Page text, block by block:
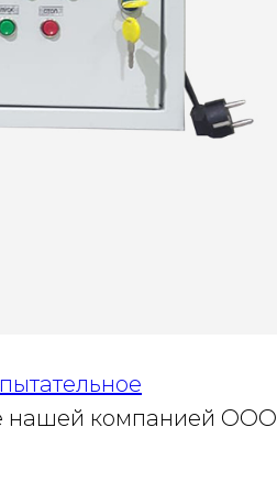
нашей компанией ООО